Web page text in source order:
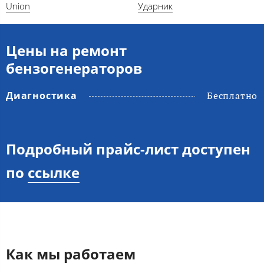
Union
Ударник
Цены на ремонт
бензогенераторов
Диагностика Бесплатно
Подробный прайс-лист доступен
по ссылке
Как мы работаем